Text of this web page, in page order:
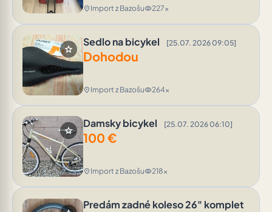
location_on Import z Bazošuvisibility227x
star
Sedlo na bicykel [25.07. 2026 09:05]
Dohodou
location_on Import z Bazošuvisibility264x
star
Damsky bicykel [25.07. 2026 06:10]
100 €
location_on Import z Bazošuvisibility218x
Predám zadné koleso 26" komplet